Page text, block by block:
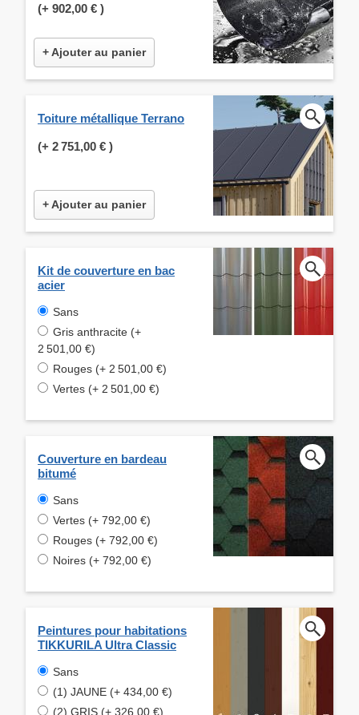
(+ 902,00 € )
+ Ajouter au panier
Toiture métallique Terrano
(+ 2 751,00 € )
+ Ajouter au panier
Kit de couverture en bac
acier
Sans
Gris anthracite (+
2 501,00 €)
Rouges (+ 2 501,00 €)
Vertes (+ 2 501,00 €)
Couverture en bardeau
bitumé
Sans
Vertes (+ 792,00 €)
Rouges (+ 792,00 €)
Noires (+ 792,00 €)
Peintures pour habitations
TIKKURILA Ultra Classic
Sans
(1) JAUNE (+ 434,00 €)
(2) GRIS (+ 326,00 €)